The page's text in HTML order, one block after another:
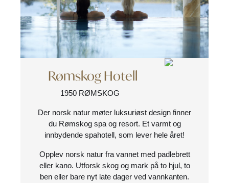
Rømskog Hotell
1950 RØMSKOG
Der norsk natur møter luksuriøst design finner
du Rømskog spa og resort. Et varmt og
innbydende spahotell, som lever hele året!
Opplev norsk natur fra vannet med padlebrett
eller kano. Utforsk skog og mark på to hjul, to
ben eller bare nyt late dager ved vannkanten.